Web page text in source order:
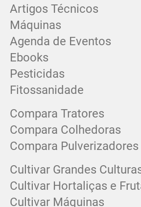
Artigos Técnicos
Máquinas
Agenda de Eventos
Ebooks
Pesticidas
Fitossanidade
Compara Tratores
Compara Colhedoras
Compara Pulverizadores
Cultivar Grandes
Cultivar Hortaliças e
Cultivar Máquinas